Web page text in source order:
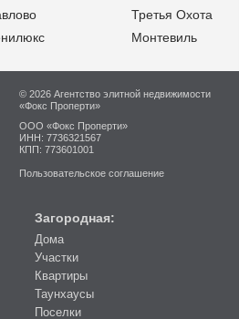
Третья Охота
Монтевиль
© 2026 Агентство элитной недвижимости
«Фокс Проперти»
ООО «Фокс Проперти»
ИНН: 7736321567
КПП: 773601001
Пользовательское соглашение
Загородная:
Дома
Участки
Квартиры
Таунхаусы
Поселки